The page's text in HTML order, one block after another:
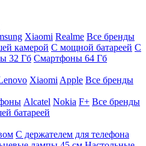
Xiaomi Realme Все бренды
камерой С мощной батареей С
32 Гб Смартфоны 64 Гб
Xiaomi Apple Все бренды
Alcatel Nokia F+ Все бренды
батареей
C держателем для телефона